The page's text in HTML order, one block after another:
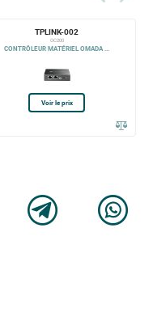
TPLINK-002
OC200
CONTRÔLEUR MATÉRIEL OMADA ...
Voir le prix